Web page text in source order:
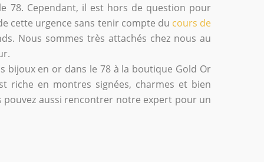
78. Cependant, il est hors de question pour
cette urgence sans tenir compte du cours de
Nous sommes très attachés chez nous au
bijoux en or dans le 78 à la boutique Gold Or
riche en montres signées, charmes et bien
pouvez aussi rencontrer notre expert pour un